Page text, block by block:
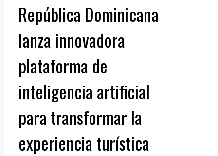
República Dominicana
lanza innovadora
plataforma de
inteligencia artificial
para transformar la
experiencia turística